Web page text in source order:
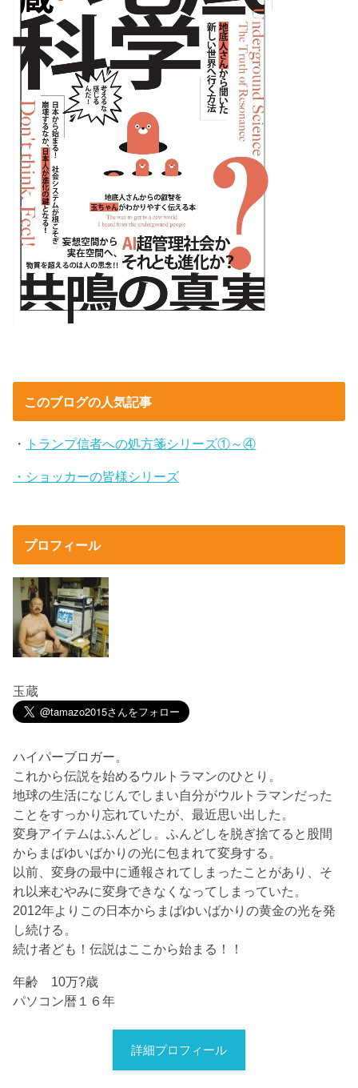
このブログの人気記事
・ トランプ信者への処方箋シリーズ①～④
・ショッカーの皆様シリーズ
プロフィール
玉蔵
ハイパーブロガー。
これから伝説を始めるウルトラマンのひとり。
地球の生活になじんでしまい自分がウルトラマンだった
ことをすっかり忘れていたが、最近思い出した。
変身アイテムはふんどし。ふんどしを脱ぎ捨てると股間
からまばゆいばかりの光に包まれて変身する。
以前、変身の最中に通報されてしまったことがあり、そ
れ以来むやみに変身できなくなってしまっていた。
2012年よりこの日本からまばゆいばかりの黄金の光を発
し続ける。
続け者ども！伝説はここから始まる！！
年齢 10万?歳
パソコン暦１６年
詳細プロフィール